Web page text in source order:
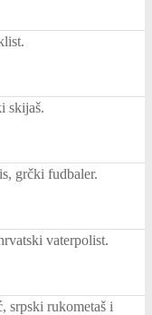
skijaš.
grčki fudbaler.
vaterpolist.
srpski rukometaš i